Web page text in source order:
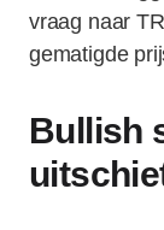
vraag naar
gematigde
Bullish